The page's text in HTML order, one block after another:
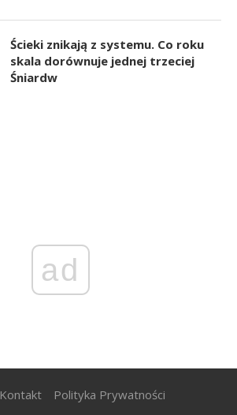
Ścieki znikają z systemu. Co roku
skala dorównuje jednej trzeciej
Śniardw
ad
Kontakt Polityka Prywatności